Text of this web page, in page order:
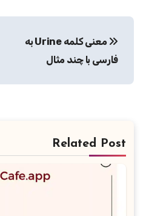
نوشته
معنی کلمه Urine به
فارسی با چند مثال
Related Post